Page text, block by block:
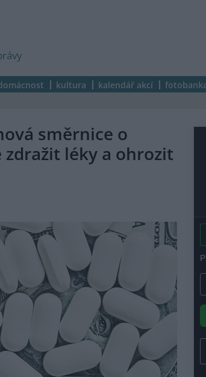
kultura kalendář akcí
směrnice o
léky a ohrozit